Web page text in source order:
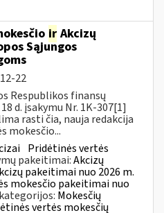
ir Akcizų
Sąjungos
22
Respublikos finansų
d. įsakymu Nr. 1K-307[1]
rasti čia, nauja redakcija
mokesčio...
Pridėtinės vertės
pakeitimai:Akcizų
pakeitimai nuo 2026 m.
mokesčio pakeitimai nuo
Mokesčių
vertės mokesčių